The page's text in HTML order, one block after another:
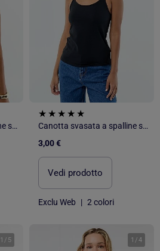
Canotta svasata a spalline sottili
Canotta svasata a spalline sottili
3,00 €
Vedi prodotto
Exclu Web | 2 colori
1 / 5 1 /4